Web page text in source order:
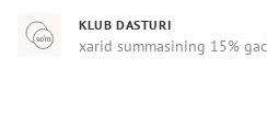
KLUB DASTURI
xarid summasining 15%